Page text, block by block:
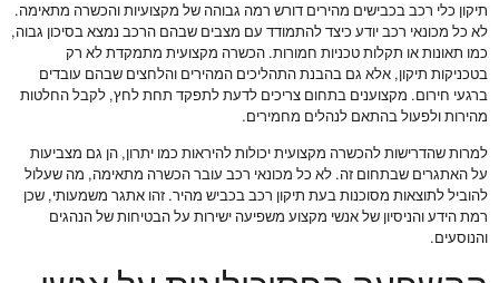
תיקון כלי רכב בכבישים מהירים דורש רמה גבוהה של מקצועיות והכשרה מתאימה.
לא כל מכונאי רכב יודע כיצד להתמודד עם מצבים שבהם הרכב נמצא בסיכון גבוה,
כמו תאונות או תקלות טכניות חמורות. הכשרה מקצועית מתמקדת לא רק
בטכניקות תיקון, אלא גם בהבנת התהליכים המהירים והלחצים שבהם עובדים
ברגעי חירום. מקצוענים בתחום צריכים לדעת לתפקד תחת לחץ, לקבל החלטות
מהירות ולפעול בהתאם לנהלים מחמירים.
למרות שהדרישות להכשרה מקצועית יכולות להיראות כמו יתרון, הן גם מצביעות
על האתגרים שבתחום זה. לא כל מכונאי רכב עובר הכשרה מתאימה, מה שעלול
להוביל לתוצאות מסוכנות בעת תיקון רכב בכביש מהיר. זהו אתגר משמעותי, שכן
רמת הידע והניסיון של אנשי מקצוע משפיעה ישירות על הבטיחות של הנהגים
והנוסעים.